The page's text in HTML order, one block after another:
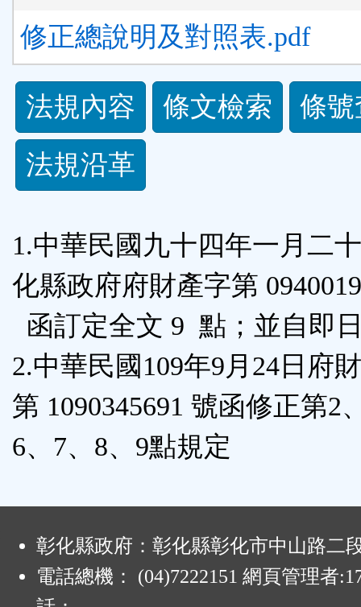
修正總說明及對照表.pdf
法
規
功
按
鈕
區
法規內容 條文檢索
條
法規沿革
1.中華民國九十四年一月二
化縣政府府財產字第
函訂定全文 9 點；並自即
2.中華民國109年9月24日府
第 1090345691 號函修正第2
6、7、8、9點規定
彰化縣政府：彰化縣彰化市中山路二
電話總機： (04)7222151 網頁管理者